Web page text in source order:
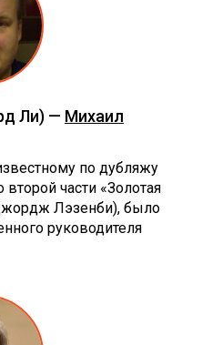
Ли) — Михаил
по дубляжу
части «Золотая
Лэзенби), было
руководителя